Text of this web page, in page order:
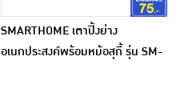
SMARTHOME เตาปิ้งย่าง
อเนกประสงค์พร้อมหม้อสุกี้ รุ่น SM-